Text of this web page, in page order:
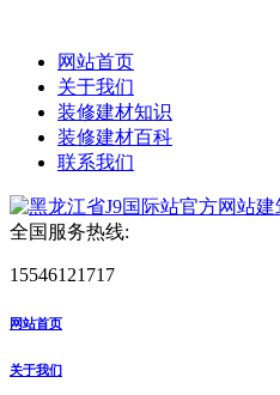
网站首页
关于我们
装修建材知识
装修建材百科
联系我们
全国服务热线:
15546121717
网站首页
关于我们